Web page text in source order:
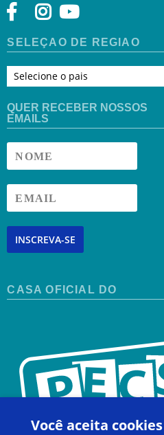
SELEÇÃO DE REGIÃO
Selecione o pais
QUER RECEBER NOSSOS
EMAILS
INSCREVA-SE
CASA OFICIAL DO
Você aceita